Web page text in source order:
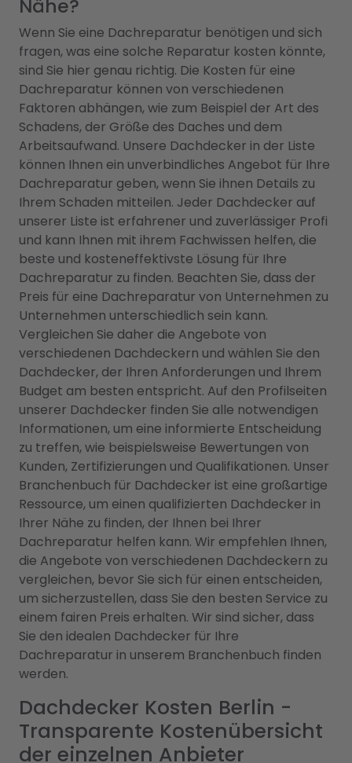
Nähe?
Wenn Sie eine Dachreparatur benötigen und sich
fragen, was eine solche Reparatur kosten könnte,
sind Sie hier genau richtig. Die Kosten für eine
Dachreparatur können von verschiedenen
Faktoren abhängen, wie zum Beispiel der Art des
Schadens, der Größe des Daches und dem
Arbeitsaufwand. Unsere Dachdecker in der Liste
können Ihnen ein unverbindliches Angebot für Ihre
Dachreparatur geben, wenn Sie ihnen Details zu
Ihrem Schaden mitteilen. Jeder Dachdecker auf
unserer Liste ist erfahrener und zuverlässiger Profi
und kann Ihnen mit ihrem Fachwissen helfen, die
beste und kosteneffektivste Lösung für Ihre
Dachreparatur zu finden. Beachten Sie, dass der
Preis für eine Dachreparatur von Unternehmen zu
Unternehmen unterschiedlich sein kann.
Vergleichen Sie daher die Angebote von
verschiedenen Dachdeckern und wählen Sie den
Dachdecker, der Ihren Anforderungen und Ihrem
Budget am besten entspricht. Auf den Profilseiten
unserer Dachdecker finden Sie alle notwendigen
Informationen, um eine informierte Entscheidung
zu treffen, wie beispielsweise Bewertungen von
Kunden, Zertifizierungen und Qualifikationen. Unser
Branchenbuch für Dachdecker ist eine großartige
Ressource, um einen qualifizierten Dachdecker in
Ihrer Nähe zu finden, der Ihnen bei Ihrer
Dachreparatur helfen kann. Wir empfehlen Ihnen,
die Angebote von verschiedenen Dachdeckern zu
vergleichen, bevor Sie sich für einen entscheiden,
um sicherzustellen, dass Sie den besten Service zu
einem fairen Preis erhalten. Wir sind sicher, dass
Sie den idealen Dachdecker für Ihre
Dachreparatur in unserem Branchenbuch finden
werden.
Dachdecker Kosten Berlin -
Transparente Kostenübersicht
der einzelnen Anbieter